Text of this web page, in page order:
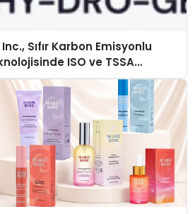
Sıfır Karbon Emisyonlu
ISO ve TSSA
Aldı